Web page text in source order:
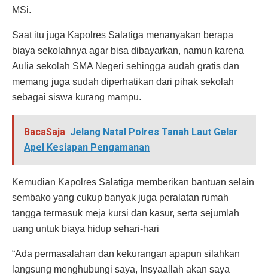
MSi.
Saat itu juga Kapolres Salatiga menanyakan berapa
biaya sekolahnya agar bisa dibayarkan, namun karena
Aulia sekolah SMA Negeri sehingga audah gratis dan
memang juga sudah diperhatikan dari pihak sekolah
sebagai siswa kurang mampu.
BacaSaja Jelang Natal Polres Tanah Laut Gelar
Apel Kesiapan Pengamanan
Kemudian Kapolres Salatiga memberikan bantuan selain
sembako yang cukup banyak juga peralatan rumah
tangga termasuk meja kursi dan kasur, serta sejumlah
uang untuk biaya hidup sehari-hari
“Ada permasalahan dan kekurangan apapun silahkan
langsung menghubungi saya, Insyaallah akan saya